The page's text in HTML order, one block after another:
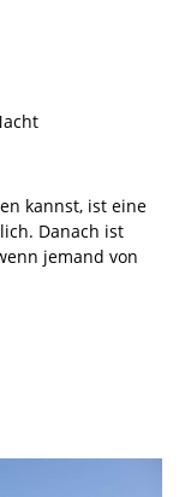
kannst, ist eine
Danach ist
jemand von